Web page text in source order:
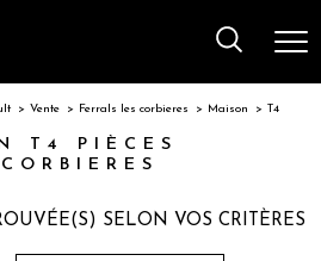
Vente Ferrals les corbieres Maison T4
T4 PIÈCES
SELON VOS CRITÈRES